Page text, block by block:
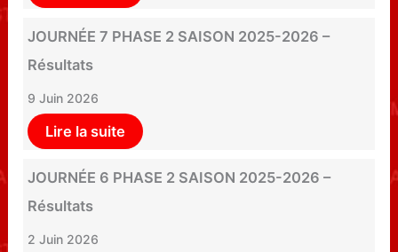
JOURNÉE 7 PHASE 2 SAISON 2025-2026 –
Résultats
9 Juin 2026
Lire la suite
JOURNÉE 6 PHASE 2 SAISON 2025-2026 –
Résultats
2 Juin 2026